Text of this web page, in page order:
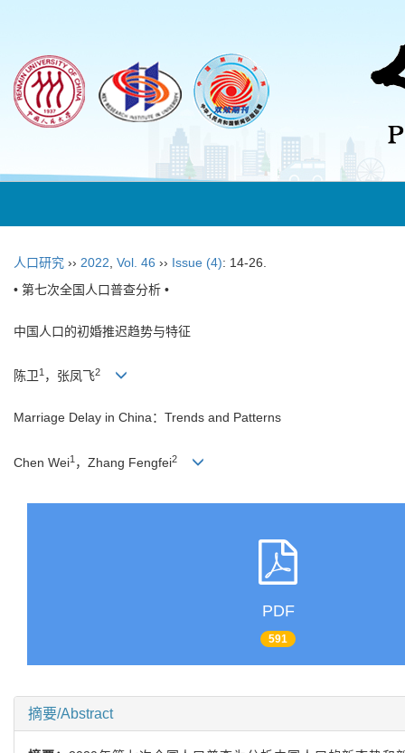
人口研究 ›› 2022 Vol. 46 ›› Issue (4): 14-26.
• 第七次全国人口普查分析 •
中国人口的初婚推迟趋势与特征
陈卫1 ，张凤飞2
Marriage Delay in China：Trends and Patterns
Chen Wei1 ，Zhang Fengfei2
PDF
591
摘要/Abstract